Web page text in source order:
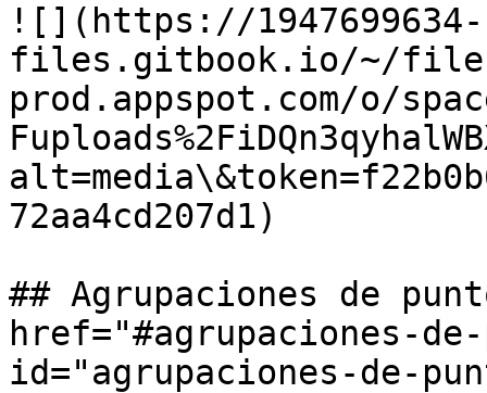
![](https://1947699634-
files.gitbook.io/~/
prod.appspot.com/o/
72aa4cd207d1)
## Agrupaciones de
href="#agrupaciones-
id="agrupaciones-de-